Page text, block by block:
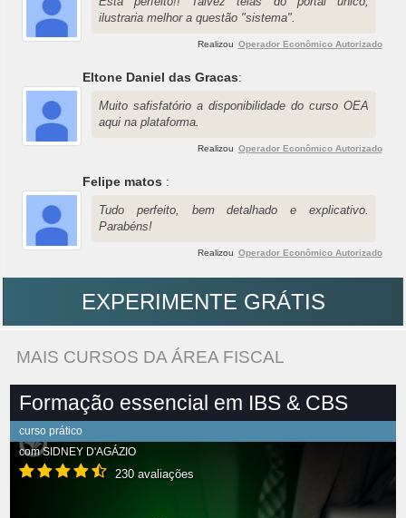
ilustraria melhor a questão "sistema".
Realizou Operador Econômico Autorizado
Eltone Daniel das Gracas:
Muito safisfatório a disponibilidade do curso OEA
aqui na plataforma.
Realizou Operador Econômico Autorizado
Felipe matos :
Tudo perfeito, bem detalhado e explicativo.
Parabéns!
Realizou Operador Econômico Autorizado
EXPERIMENTE GRÁTIS
MAIS CURSOS DA ÁREA FISCAL
Formação essencial em IBS & CBS
curso prático
comSIDNEY D'AGÁZIO
230 avaliações